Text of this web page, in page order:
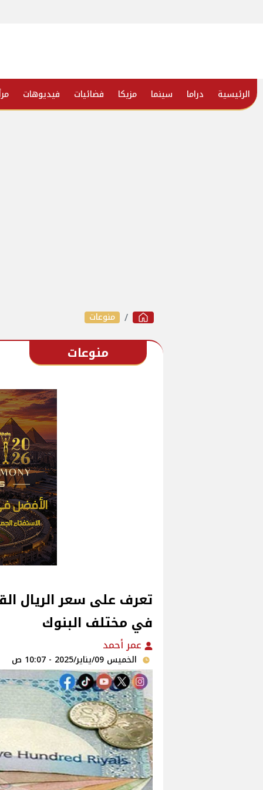
الرئيسية دراما سينما مزيكا فضائيات فيديوهات
منوعات
منوعات
تعرف على سعر الريال
في مختلف البنوك
عمر أحمد
الخميس 09/يناير/2025 - 10:07 ص